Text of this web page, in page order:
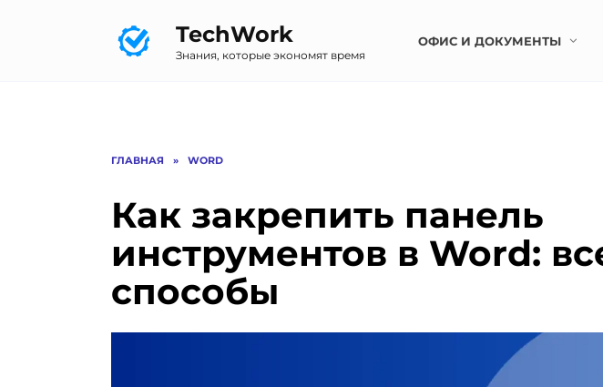
TechWork
Знания, которые экономят время
ОФИС И ДОКУМЕНТЫ
ГЛАВНАЯ » WORD
Как закрепить панель
инструментов в Word:
способы